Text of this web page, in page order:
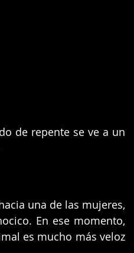
de repente se ve a un
una de las mujeres,
En ese momento,
es mucho más veloz